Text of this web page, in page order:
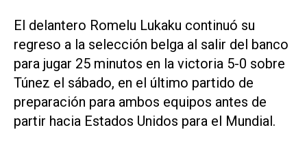
El delantero Romelu Lukaku continuó su
regreso a la selección ‌belga al ‌salir del banco
para jugar 25 minutos en la victoria 5-0 sobre
Túnez el sábado, en el último partido de
preparación para ambos equipos antes de
partir ​hacia Estados Unidos ⁠para el Mundial.